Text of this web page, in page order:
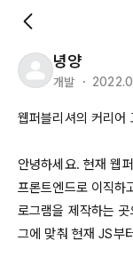
녕양
개발 ・
웹퍼블리셔의 커리어
안녕하세요. 현재 웹
프론트엔드로 이직
로그램을 제작하는
그에 맞춰 현재 JS부